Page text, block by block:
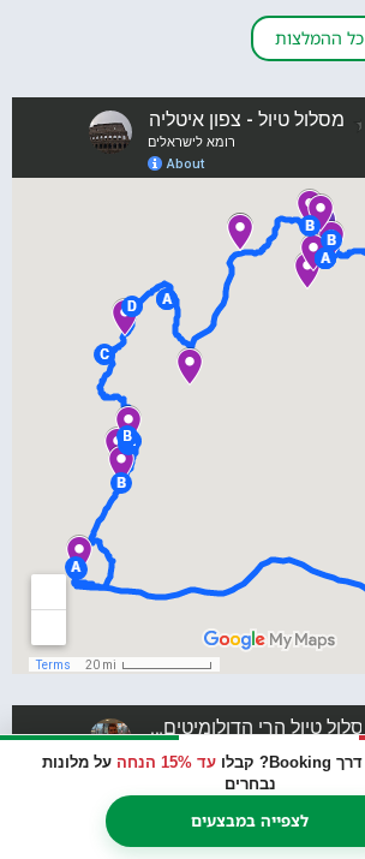
עד 15% הנחה
על מלונות
נבחרים
לצפייה במבצעים
כל ההמלצות